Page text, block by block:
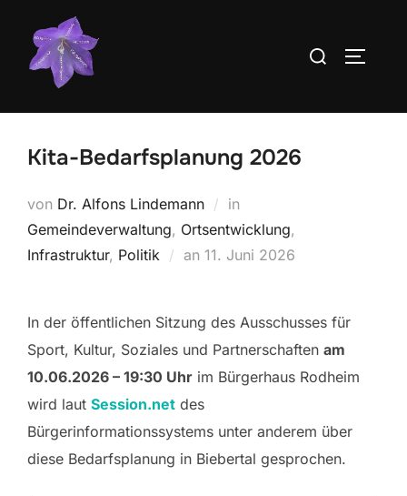
Inhalt
springen
Suchen
Kita-Bedarfsplanung 2026
von Dr. Alfons Lindemann
in
Gemeindeverwaltung, Ortsentwicklung,
Infrastruktur, Politik an Veröffentlicht
11. Juni 2026
In der öffentlichen Sitzung des Ausschusses für
Sport, Kultur, Soziales und Partnerschaften am
10.06.2026 – 19:30 Uhr im Bürgerhaus Rodheim
wird laut Session.net des
Bürgerinformationssystems unter anderem über
diese Bedarfsplanung in Biebertal gesprochen.